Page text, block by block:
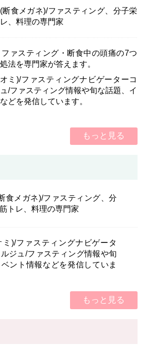
断食メガネ)/ファスティング、分子栄
、料理の専門家
ァスティング・断食中の頭痛の7つ
法を専門家が答えます。
ミ)/ファスティングナビゲーターコ
/ファスティング情報や旬な話題、イ
どを発信しています。
もっと見る
食メガネ)/ファスティング、分
トレ、料理の専門家
ミ)/ファスティングナビゲータ
ジュ/ファスティング情報や旬
ント情報などを発信していま
もっと見る